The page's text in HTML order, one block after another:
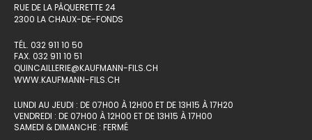
RUE DE LA PÂQUERETTE 24
2300 LA CHAUX-DE-FONDS
TÉL. 032 911 10 50
FAX. 032 911 10 51
QUINCAILLERIE@KAUFMANN-FILS.CH
WWW.KAUFMANN-FILS.CH
LUNDI AU JEUDI : DE 07H00 À 12H00 ET DE 13H15 À 17H20
VENDREDI : DE 07H00 À 12H00 ET DE 13H15 À 17H00
SAMEDI & DIMANCHE : FERMÉ